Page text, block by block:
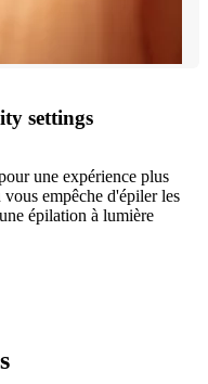
settings
une expérience plus
empêche d'épiler les
épilation à lumière